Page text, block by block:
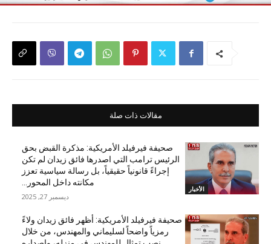
مقالات ذات صلة
الأخبار
صحيفة فيرفيلد الأمريكية: مذكرة القبض بحق
الرئيس ترامب التي اصدرها فائق زيدان لم تكن
إجراءً قانونياً حقيقياً، بل رسالة سياسية تعزز
مكانته داخل المحور...
ديسمبر 27, 2025
صحيفة فيرفيلد الأمريكية: أظهر فائق زيدان ولاءً
رمزياً واضحاً لسليماني والمهندس، من خلال